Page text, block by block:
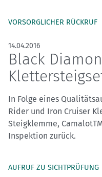
VORSORGLICHER RÜCKRUF
14.04.2016
Black
In Folge eines
Rider und Iron Cruiser
Steigklemme,
Inspektion zurück.
AUFRUF ZU SICHTPRÜFUNG